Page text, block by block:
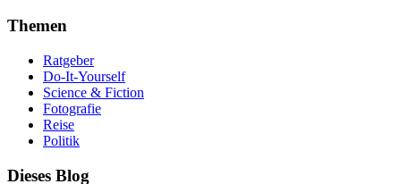
Themen
Ratgeber
Do-It-Yourself
Science & Fiction
Fotografie
Reise
Politik
Dieses Blog